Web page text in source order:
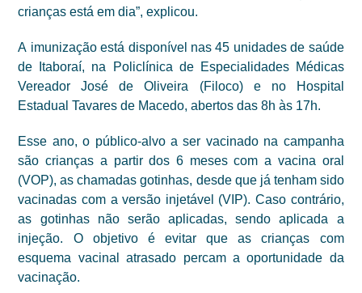
crianças está em dia”, explicou.
A imunização está disponível nas 45 unidades de saúde
de Itaboraí, na Policlínica de Especialidades Médicas
Vereador José de Oliveira (Filoco) e no Hospital
Estadual Tavares de Macedo, abertos das 8h às 17h.
Esse ano, o público-alvo a ser vacinado na campanha
são crianças a partir dos 6 meses com a vacina oral
(VOP), as chamadas gotinhas, desde que já tenham sido
vacinadas com a versão injetável (VIP). Caso contrário,
as gotinhas não serão aplicadas, sendo aplicada a
injeção. O objetivo é evitar que as crianças com
esquema vacinal atrasado percam a oportunidade da
vacinação.